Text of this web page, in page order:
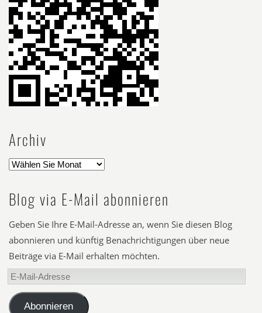
Archiv
Blog via E-Mail abonnieren
Geben Sie Ihre E-Mail-Adresse an, wenn Sie diesen Blog
abonnieren und künftig Benachrichtigungen über neue
Beiträge via E-Mail erhalten möchten.
E-
Mail-
AdresseAbonnieren